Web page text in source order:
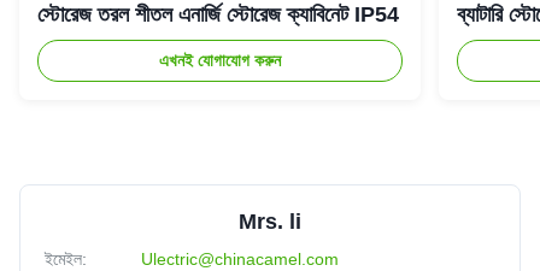
স্টোরেজ তরল শীতল এনার্জি স্টোরেজ ক্যাবিনেট IP54
এখনই যোগাযোগ করুন
ব্যাটারি
Mrs. li
ইমেইল: Ulectric@chinacamel.com